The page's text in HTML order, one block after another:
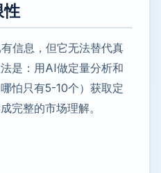
性
信息，但它无法替代真
是：用AI做定量分析和
怕只有5-10个）获取定
完整的市场理解。